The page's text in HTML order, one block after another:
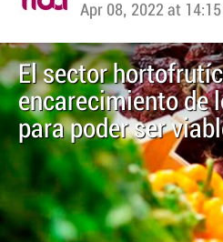
Apr 08, 2022 at 14:15
El sector
encarecimiento de
para poder ser